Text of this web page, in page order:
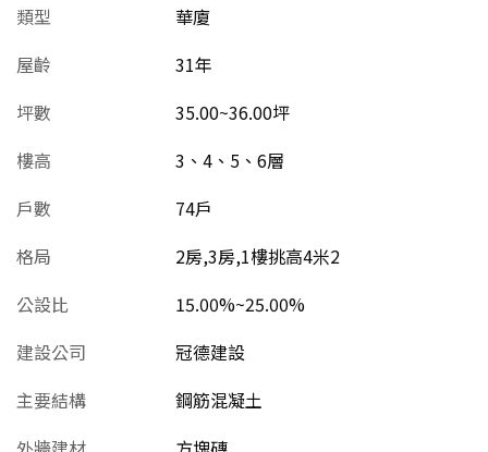
類型
華廈
屋齡
31年
坪數
35.00~36.00坪
樓高
3、4、5、6層
戶數
74戶
格局
2房,3房,1樓挑高4米2
公設比
15.00%~25.00%
建設公司
冠德建設
主要結構
鋼筋混凝土